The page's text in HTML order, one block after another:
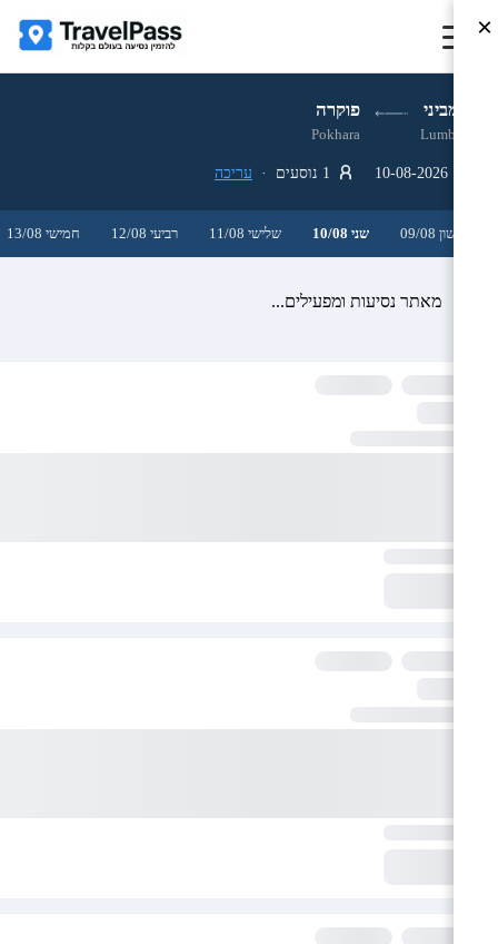
לומביני פוקרה
Lumbini
Pokhara
עריכה
ראשון 09/08 שני 10/08 שלישי 11/08 רביעי 12/08 חמישי 13/08
מאתר נסיעות ומפעילים...
×